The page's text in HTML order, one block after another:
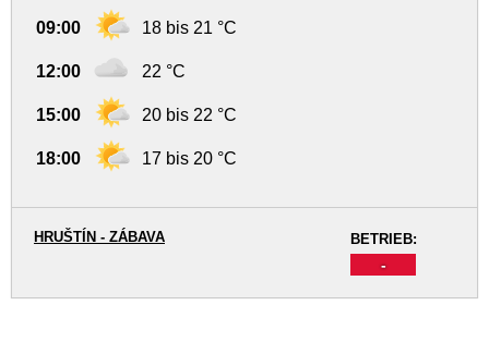
09:00 18 bis 21 °C
12:00 22 °C
15:00 20 bis 22 °C
18:00 17 bis 20 °C
BETRIEB:
-
HRUŠTÍN - ZÁBAVA